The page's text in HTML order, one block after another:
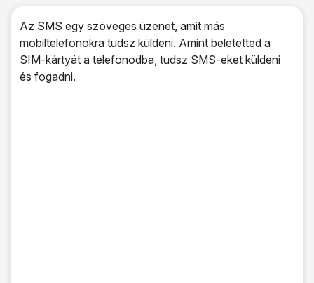
Az SMS egy szöveges üzenet, amit más
mobiltelefonokra tudsz küldeni. Amint beletetted a
SIM-kártyát a telefonodba, tudsz SMS-eket küldeni
és fogadni.